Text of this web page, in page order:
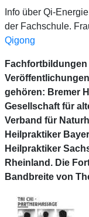
Info über Qi-
der Fachschule.
Qigong
gehören: Bremer
Gesellschaft für
Verband für
Heilpraktiker
Heilpraktiker
Rheinland. Die
Bandbreite von